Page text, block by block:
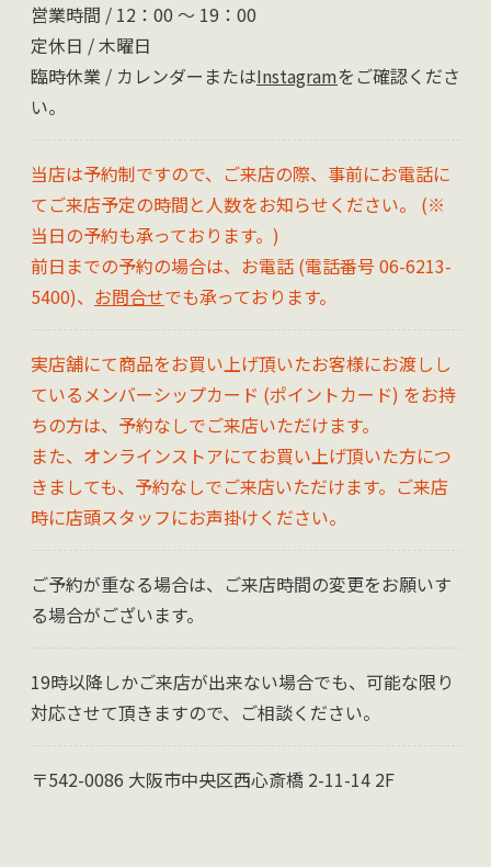
営業時間 / 12：00 〜 19：00
定休日 / 木曜日
臨時休業 / カレンダーまたはInstagramをご確認くださ
い。
当店は予約制ですので、ご来店の際、事前にお電話に
てご来店予定の時間と人数をお知らせください。 (※
当日の予約も承っております。)
前日までの予約の場合は、お電話 (電話番号 06-6213-
5400)、 お問合せでも承っております。
実店舗にて商品をお買い上げ頂いたお客様にお渡しし
ているメンバーシップカード (ポイントカード) をお持
ちの方は、予約なしでご来店いただけます。
また、オンラインストアにてお買い上げ頂いた方につ
きましても、予約なしでご来店いただけます。ご来店
時に店頭スタッフにお声掛けください。
ご予約が重なる場合は、ご来店時間の変更をお願いす
る場合がございます。
19時以降しかご来店が出来ない場合でも、可能な限り
対応させて頂きますので、ご相談ください。
〒542-0086 大阪市中央区西心斎橋 2-11-14 2F